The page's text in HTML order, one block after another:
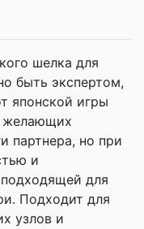
шелка для
быть экспертом,
японской игры
желающих
партнера, но при
и
для
Подходит для
узлов и